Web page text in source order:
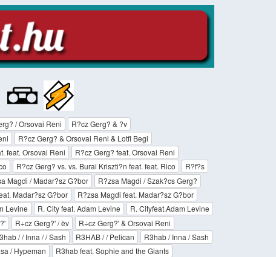
/ Orsovai Reni
R?cz Gerg? & ?v
R?cz Gerg? & Orsovai Reni & Lotfi Begi
feat. Orsovai Reni
R?cz Gerg? feat. Orsovai Reni
R?cz Gerg? vs. vs. Burai Kriszti?n feat. feat. Rico
R?f?s
Magdi / Madar?sz G?bor
R?zsa Magdi / Szak?cs Gerg?
Madar?sz G?bor
R?zsa Magdi feat. Madar?sz G?bor
Levine R. City feat. Adam Levine
R. Cityfeat.Adam Levine
R÷cz Gerg?' / ëv
R÷cz Gerg?' & Orsovai Reni
/ / Inna / / Sash R3HAB / / Pelican
R3hab / Inna / Sash
/ Hypeman
R3hab feat. Sophie and the Giants